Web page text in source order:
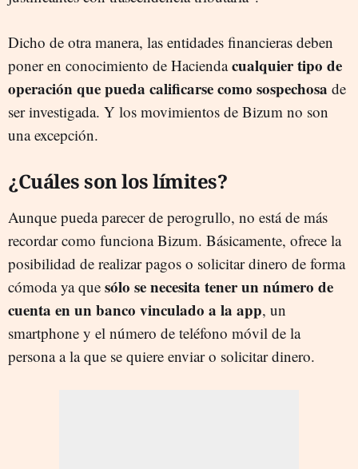
Dicho de otra manera, las entidades financieras deben
poner en conocimiento de Haciendacualquier tipo de
operación que pueda calificarse como sospechosa de
ser investigada. Y los movimientos de Bizum no son
una excepción.
¿Cuáles son los límites?
Aunque pueda parecer de perogrullo, no está de más
recordar como funciona Bizum. Básicamente, ofrece la
posibilidad de realizar pagos o solicitar dinero de forma
cómoda ya que sólo se necesita tener un número de
cuenta en un banco vinculado a la app, un
smartphone y el número de teléfono móvil de la
persona a la que se quiere enviar o solicitar dinero.